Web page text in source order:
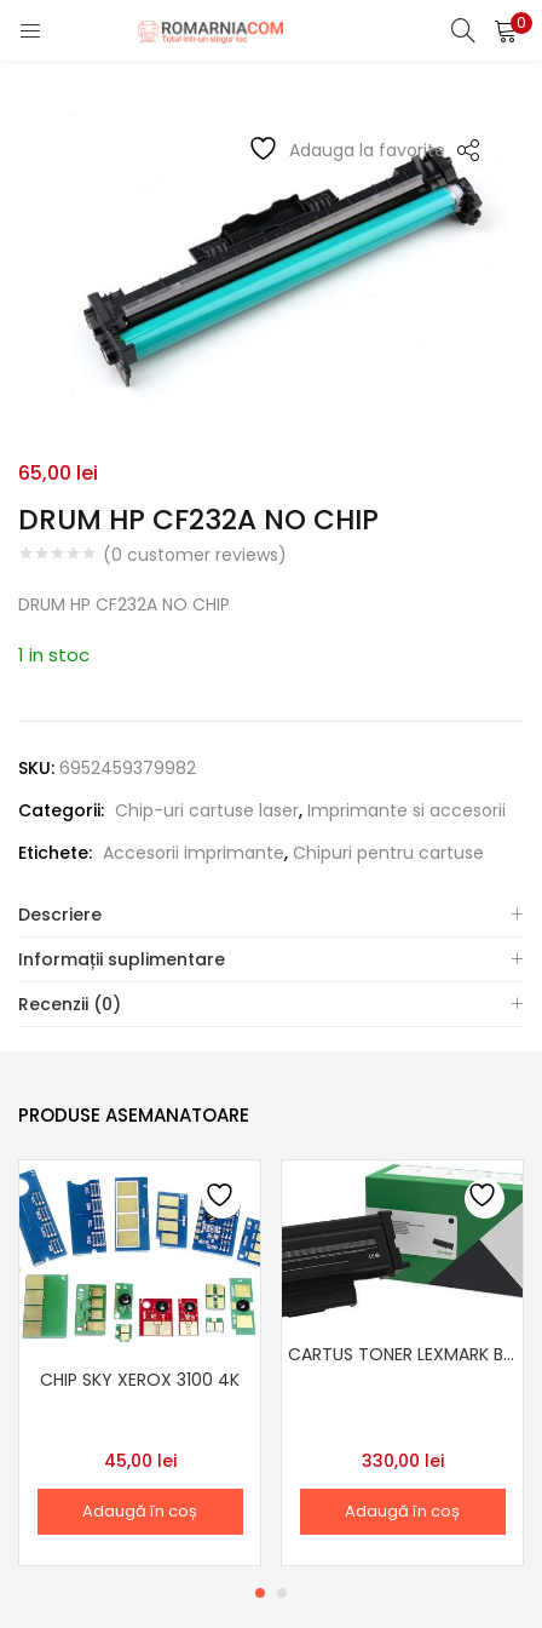
0
LOGIN REGISTER
Remember me
Adauga la favorite
DRUM HP CF232A NO CHIP
(0 customer reviews)
65,00 lei
DRUM HP CF232A NO CHIP
1 in stoc
SKU: 6952459379982
Categorii: Chip-uri cartuse laser, Imprimante si accesorii
Etichete: Accesorii imprimante, Chipuri pentru cartuse
Descriere
Informații suplimentare
Recenzii (0)
PRODUSE ASEMANATOARE
CHIP SKY XEROX 3100 4K
45,00 lei
Adaugă în coș
CARTUS TONER LEXMARK B222000 BLACK
330,00 lei
Adaugă în coș